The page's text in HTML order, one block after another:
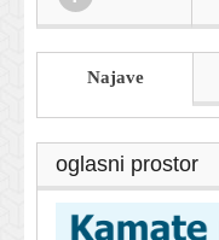
Najave
oglasni prostor